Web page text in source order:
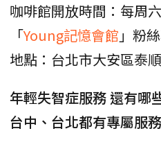
咖啡館開放時間：每周
「Young記憶會館 」粉
地點：台北市大安區泰
年輕失智症服務 還有哪
台中、台北都有專屬服務